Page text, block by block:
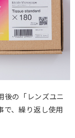
の「レンズユニ
で、繰り返し使用